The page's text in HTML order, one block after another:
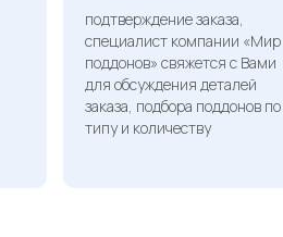
подтверждение заказа,
специалист компании «Мир
поддонов» свяжется с Вами
для обсуждения деталей
заказа, подбора поддонов по
типу и количеству